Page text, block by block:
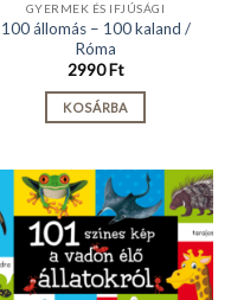
GYERMEK ÉS IFJÚSÁGI
100 állomás – 100 kaland /
Róma
2990Ft
KOSÁRBA